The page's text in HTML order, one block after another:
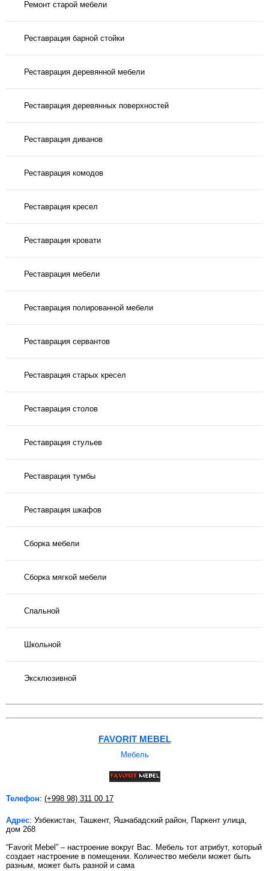
Ремонт старой мебели
Реставрация барной стойки
Реставрация деревянной мебели
Реставрация деревянных поверхностей
Реставрация диванов
Реставрация комодов
Реставрация кресел
Реставрация кровати
Реставрация мебели
Реставрация полированной мебели
Реставрация сервантов
Реставрация старых кресел
Реставрация столов
Реставрация стульев
Реставрация тумбы
Реставрация шкафов
Сборка мебели
Сборка мягкой мебели
Спальной
Школьной
Эксклюзивной
FAVORIT MEBEL
Мебель
Телефон: (+998 98) 311 00 17
Адрес: Узбекистан, Ташкент, Яшнабадский район, Паркент улица,
дом 268
“Favorit Mebel” – настроение вокруг Вас. Мебель тот атрибут, который
создает настроение в помещении. Количество мебели может быть
разным, может быть разной и сама